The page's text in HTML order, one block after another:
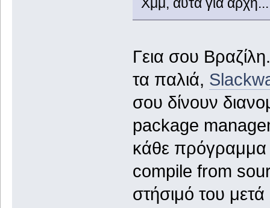
Γεια σου
τα παλιά,
σου δίνουν
package
κάθε πρόγραμμα
compile from
στήσιμό του